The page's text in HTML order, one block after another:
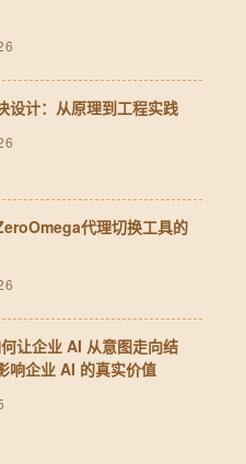
设计：从原理到工程实践
代理切换工具的
让企业 AI 从意图走向结
响企业 AI 的真实价值